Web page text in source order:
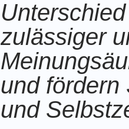
zulässiger
und fördern
und